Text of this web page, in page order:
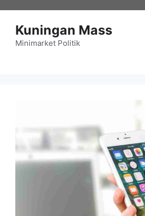
Kuningan Mass
Minimarket Politik